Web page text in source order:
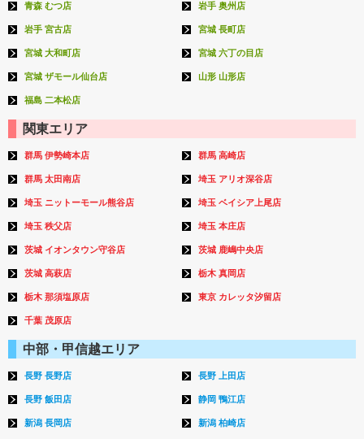
青森 むつ店 岩手 奥州店
岩手 宮古店 宮城 長町店
宮城 大和町店 宮城 六丁の目店
宮城 ザモール仙台店 山形 山形店
福島 二本松店
関東エリア
群馬 伊勢崎本店 群馬 高崎店
群馬 太田南店 埼玉 アリオ深谷店
埼玉 ニットーモール熊谷店 埼玉 ベイシア上尾店
埼玉 秩父店 埼玉 本庄店
茨城 イオンタウン守谷店 茨城 鹿嶋中央店
茨城 高萩店 栃木 真岡店
栃木 那須塩原店 東京 カレッタ汐留店
千葉 茂原店
中部・甲信越エリア
長野 長野店 長野 上田店
長野 飯田店 静岡 鴨江店
新潟 長岡店 新潟 柏崎店